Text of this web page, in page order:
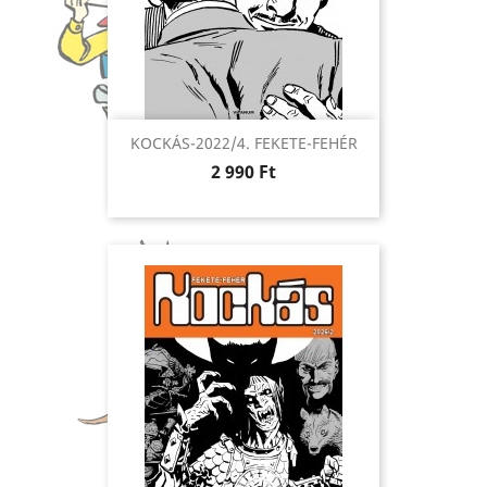
KOCKÁS-2022/4. FEKETE-FEHÉR
Ár
2 990 Ft